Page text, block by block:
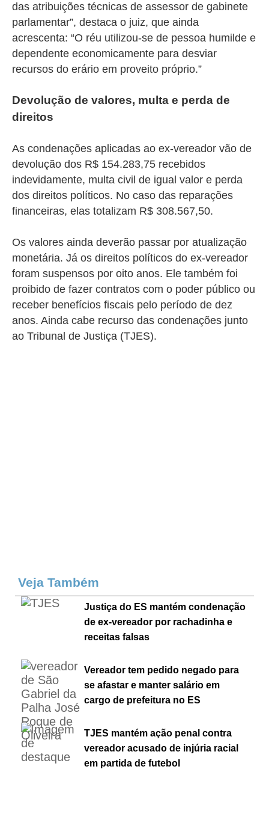
das atribuições técnicas de assessor de gabinete
parlamentar”, destaca o juiz, que ainda
acrescenta: “O réu utilizou-se de pessoa humilde e
dependente economicamente para desviar
recursos do erário em proveito próprio.”
Devolução de valores, multa e perda de
direitos
As condenações aplicadas ao ex-vereador vão de
devolução dos R$ 154.283,75 recebidos
indevidamente, multa civil de igual valor e perda
dos direitos políticos. No caso das reparações
financeiras, elas totalizam R$ 308.567,50.
Os valores ainda deverão passar por atualização
monetária. Já os direitos políticos do ex-vereador
foram suspensos por oito anos. Ele também foi
proibido de fazer contratos com o poder público ou
receber benefícios fiscais pelo período de dez
anos. Ainda cabe recurso das condenações junto
ao Tribunal de Justiça (TJES).
Veja Também
Justiça do ES mantém condenação
de ex-vereador por rachadinha e
receitas falsas
Vereador tem pedido negado para
se afastar e manter salário em
cargo de prefeitura no ES
TJES mantém ação penal contra
vereador acusado de injúria racial
em partida de futebol